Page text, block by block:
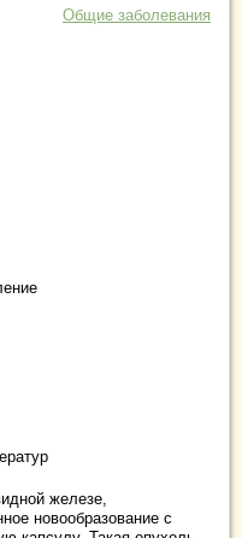
Общие заболевания
железе,
новообразование с